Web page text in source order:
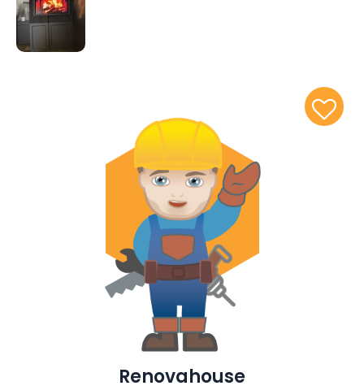
Munkánk során mindig a tartósságra, az
esztétikumra és a megbízhatóságra törekszünk.
ügyfélközpontú szemlélet. Minden munkát egyedi
igények alapján tervezünk és kivitelezünk, hogy
megrendelőink elképzelései a lehető legmagasabb
minőségben valósuljanak meg.
Több mint két évtizedes tapasztalatunk, stabil
szakmai hátterünk és folyamatos fejlődésünk
garantálja, hogy partnereink hosszú távon is
számíthatnak ránk.
Renovahouse